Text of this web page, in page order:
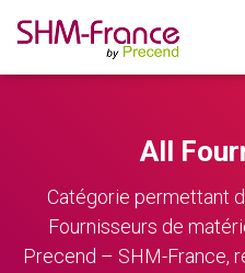
All
Catégorie permettant
Fournisseurs de
Precend – SHM-France,